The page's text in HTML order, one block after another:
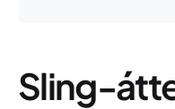
Sling-